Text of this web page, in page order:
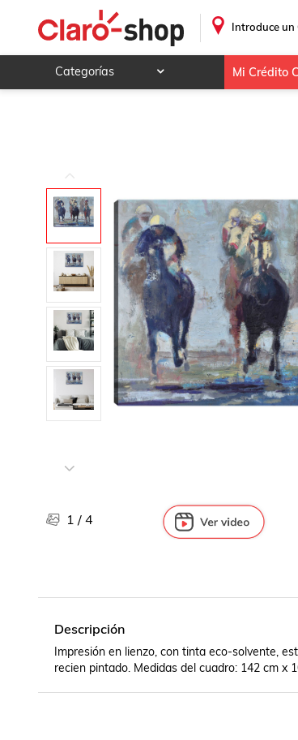
Introduce un
Categorías
Deportes y ocio
Animales y mascotas
Ferretería y autos
Ropa, calzado y accesorios
Mamá y bebé
Salud, belleza y cuidado personal
Joyería y relojes
Juegos y juguetes
Libros, revistas y comics
Películas, series de tv y música
Mi Crédito
1 / 4
Descripción
Impresión en lienzo, con tinta eco-solvente,
recien pintado. Medidas del cuadro: 142 cm x